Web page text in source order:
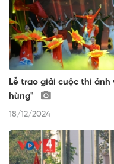
Lễ trao giải cuộc thi
hùng"
18/12/2024